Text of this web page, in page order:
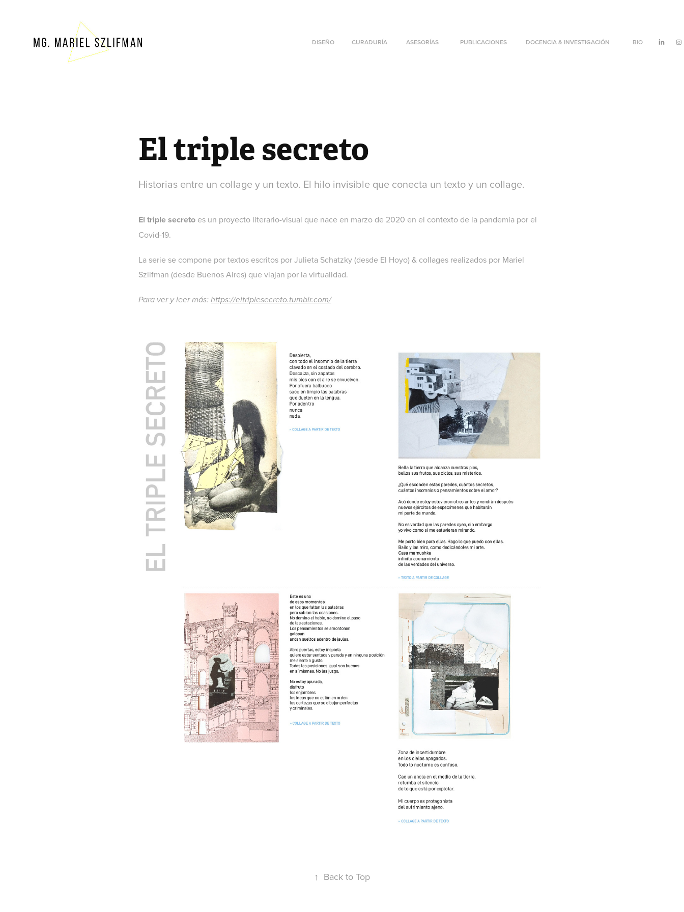
DISEÑO CURADURÍA ASESORÍAS PUBLICACIONES DOCENCIA & INVESTIGACIÓN BIO
El triple secreto
Historias entre un collage y un texto. El hilo invisible que conecta un texto y un collage.
El triple secretoes un proyecto literario-visual que nace en marzo de 2020 en el contexto de la pandemia por el
Covid-19.
La serie se compone por textos escritos por Julieta Schatzky (desde El Hoyo) & collages realizados por Mariel
Szlifman (desde Buenos Aires) que viajan por la virtualidad.
Para ver y leer más: https://eltriplesecreto.tumblr.com/
↑ Back to Top